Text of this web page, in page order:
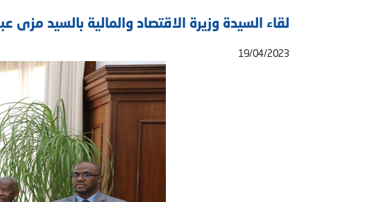
لقاء السيدة وزيرة الاقتصاد والمالية بالسيد مزى
19/04/2023